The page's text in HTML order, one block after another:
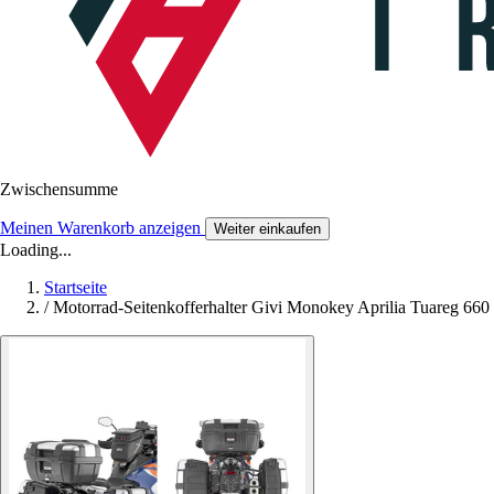
Zwischensumme
Meinen Warenkorb anzeigen Weiter einkaufen
Loading...
Startseite
/ Motorrad-Seitenkofferhalter Givi Monokey Aprilia Tuareg 660